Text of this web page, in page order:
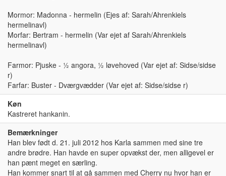
Mormor: Madonna - hermelin (Ejes af: Sarah/Ahrenkiels
hermelinavl)
Morfar: Bertram - hermelin (Var ejet af Sarah/Ahrenkiels
hermelinavl)
Farmor: Pjuske - ½ angora, ½ løvehoved (Var ejet af: Sidse/sidse
r)
Farfar: Buster - Dværgvædder (Var ejet af: Sidse/sidse r)
Køn
Kastreret hankanin.
Bemærkninger
Han blev født d. 21. juli 2012 hos Karla sammen med sine tre
andre brødre. Han havde en super opvækst der, men alligevel er
han pænt meget en særling.
Han kommer snart til at gå sammen med Cherry nu hvor han er